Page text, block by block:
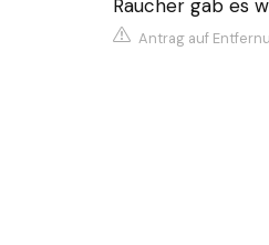
Raucher gab es
Antrag auf